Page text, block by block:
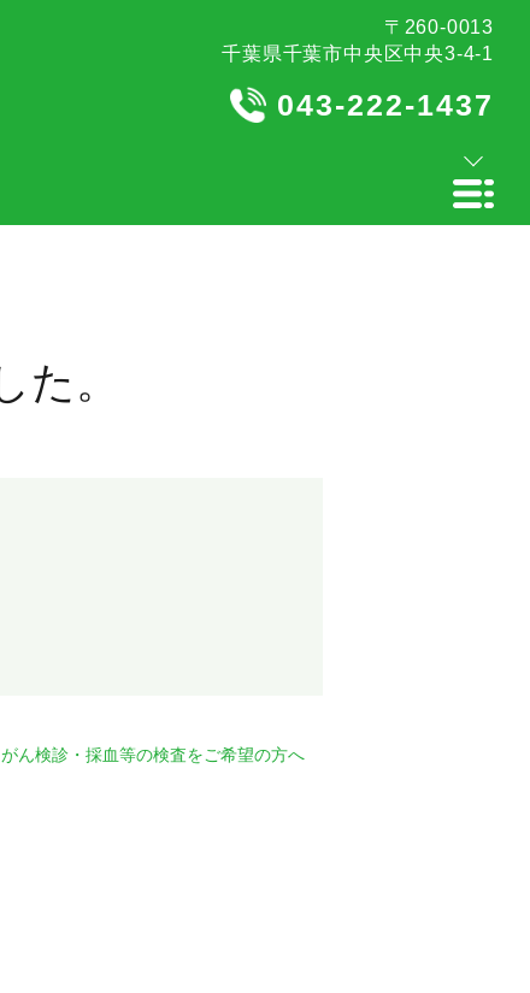
〒260-0013
千葉県千葉市中央区中央3-4-1
043-222-1437
。
ん検診・採血等の検査をご希望の方へ